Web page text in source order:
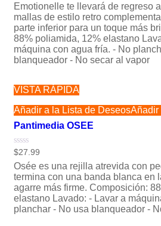
0
de
5
Emotionelle te llevará de regreso
mallas de estilo retro
parte inferior para un toque más
88% poliamida, 12% elastano
máquina con agua fría. - No
blanqueador - No secar al vapor
VISTA RÁPIDA
Añadir a la Lista de DeseosAñadir
Pantimedia OSEE
Valorado
0
de
5
$27.99
Osée es una rejilla atrevida con
termina con una banda blanca en
agarre más firme. Composición:
elastano Lavado: - Lavar a
planchar - No usa blanqueador -